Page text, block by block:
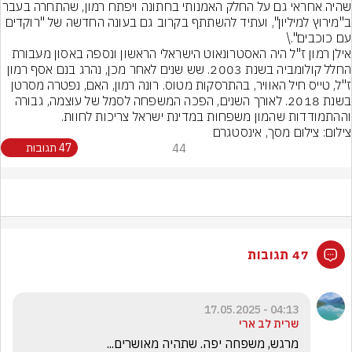
וההתמודדות שהמון משפחות במדינת ישראל צריכות לחוות.
צילום: צילום מסך, אינסטגרם
44 47 תגובות
47 תגובות
04:13 - 17.05.2025
שרית לב ארי
מרגש, משפחה יפה. שתהיה מאושרים...